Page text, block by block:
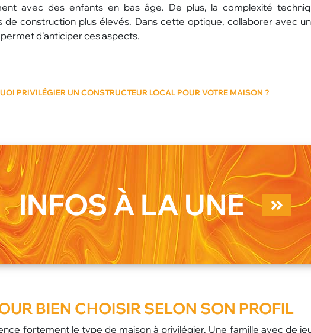
avec des enfants en bas âge. De plus, la complexité
construction plus élevés. Dans cette optique, collaborer avec un
permet d’anticiper ces aspects.
PRIVILÉGIER UN CONSTRUCTEUR LOCAL POUR VOTRE MAISON ?
INFOS À LA UNE
BIEN CHOISIR SELON SON PROFIL
fortement le type de maison à privilégier. Une famille avec de